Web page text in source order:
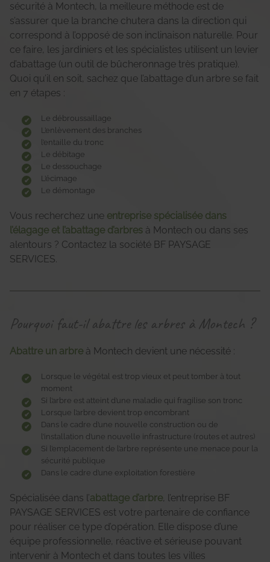
sécurité à Montech, la meilleure méthode est de
s’assurer que la branche chutera dans la direction qui
correspond à l’opposé de son inclinaison naturelle. Pour
ce faire, les jardiniers et les spécialistes utilisent un levier
d’abattage (un outil de bûcheronnage très pratique).
Quoi qu’il en soit, sachez que l’abattage d’un arbre se fait
en 7 étapes :
Le débroussaillage
L’enlèvement des branches
l’entaille du tronc
Le débitage
Le dessouchage
L’écimage
Le démontage
Vous recherchez une entreprise spécialisée dans
l’élagage et l’abattage d’arbres à Montech ou dans ses
alentours ? Contactez la société BF PAYSAGE
SERVICES.
Pourquoi faut-il abattre les arbres à Montech ?
Abattre un arbre à Montech devient une nécessité :
Lorsque le végétal est trop vieux et peut tomber à tout
moment
Si l’arbre est atteint d’une maladie qui fragilise son tronc
Lorsque l’arbre devient trop encombrant
Dans le cadre d’une nouvelle construction ou de
l’installation d’une nouvelle infrastructure (routes et autres)
Si l’emplacement de l’arbre représente une menace pour la
sécurité publique
Dans le cadre d’une exploitation forestière
Spécialisée dans l’abattage d’arbre, l’entreprise BF
PAYSAGE SERVICES est votre partenaire de confiance
pour réaliser ce type d’opération. Elle dispose d’une
équipe professionnelle, réactive et sérieuse pouvant
intervenir à Montech et dans toutes les villes